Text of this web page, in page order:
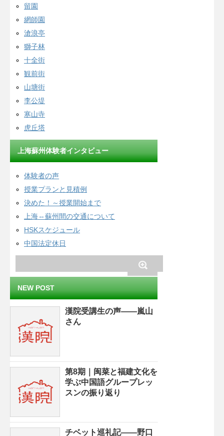
留園
網師園
滄浪亭
獅子林
十全街
観前街
山塘街
李公堤
寒山寺
虎丘塔
上海蘇州体験者インタビュー
体験者の声
授業プランと見積例
決めた！～授業開始まで
上海⇔蘇州間の交通について
HSKスケジュール
中国法定休日
NEW POST
漢院受講生の声——嵐山
さん
第8期｜闽菜と福建文化を
学ぶ中国語グループレッ
スンの振り返り
チベット巡礼記——野口